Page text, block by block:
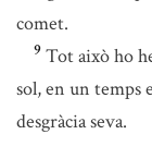
comet.
9 Tot això ho
sol, en un temps
desgràcia seva.